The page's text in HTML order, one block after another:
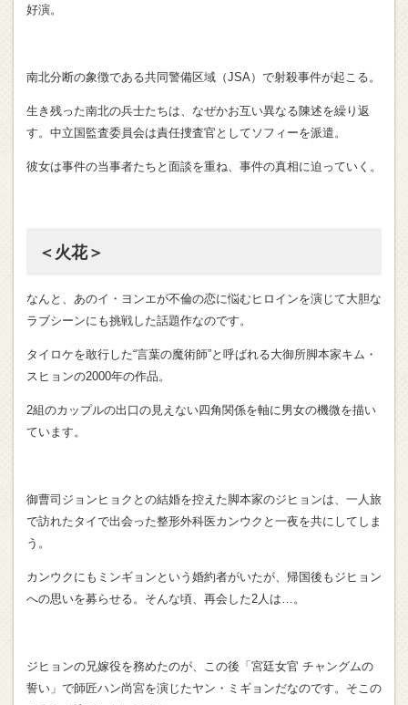
好演。
南北分断の象徴である共同警備区域（JSA）で射殺事件が起こる。
生き残った南北の兵士たちは、なぜかお互い異なる陳述を繰り返
す。中立国監査委員会は責任捜査官としてソフィーを派遣。
彼女は事件の当事者たちと面談を重ね、事件の真相に迫っていく。
＜火花＞
なんと、あのイ・ヨンエが不倫の恋に悩むヒロインを演じて大胆な
ラブシーンにも挑戦した話題作なのです。
タイロケを敢行した“言葉の魔術師”と呼ばれる大御所脚本家キム・
スヒョンの2000年の作品。
2組のカップルの出口の見えない四角関係を軸に男女の機微を描い
ています。
御曹司ジョンヒョクとの結婚を控えた脚本家のジヒョンは、一人旅
で訪れたタイで出会った整形外科医カンウクと一夜を共にしてしま
う。
カンウクにもミンギョンという婚約者がいたが、帰国後もジヒョン
への思いを募らせる。そんな頃、再会した2人は…。
ジヒョンの兄嫁役を務めたのが、この後「宮廷女官 チャングムの
誓い」で師匠ハン尚宮を演じたヤン・ミギョンだなのです。そこの